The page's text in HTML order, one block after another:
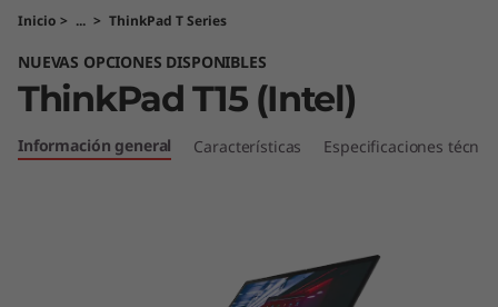
n
k
P
a
Inicio > ... > ThinkPad T Series
NUEVAS OPCIONES DISPONIBLES
ThinkPad T15 (Intel)
Información general Características Especificaciones